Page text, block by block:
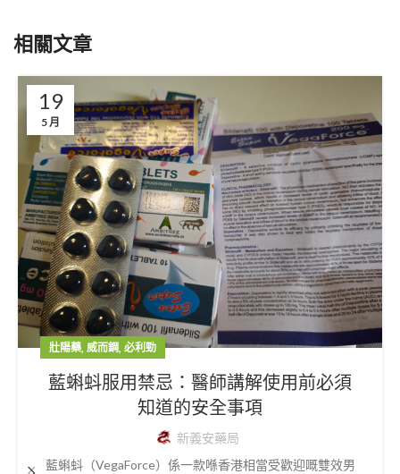
相關文章
19
5 月
壯陽藥, 威而鋼, 必利勁
藍蝌蚪服用禁忌：醫師講解使用前必須
知道的安全事項
新義安藥局
藍蝌蚪（VegaForce）係一款喺香港相當受歡迎嘅雙效男